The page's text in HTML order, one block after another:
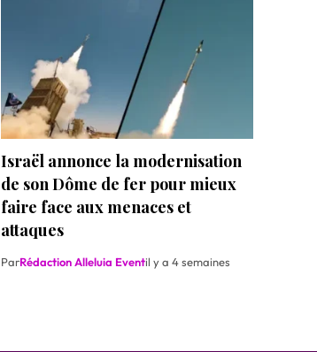
‎Israël annonce la modernisation
de son Dôme de fer pour mieux
faire face aux menaces et
attaques
ParRédaction Alleluia Eventil y a 4 semaines